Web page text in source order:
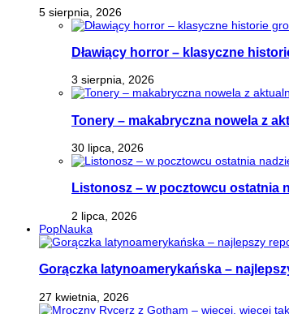
5 sierpnia, 2026
Dławiący horror – klasyczne
3 sierpnia, 2026
Tonery – makabryczna nowela z
30 lipca, 2026
Listonosz – w pocztowcu ostatnia
2 lipca, 2026
PopNauka
Gorączka latynoamerykańska –
27 kwietnia, 2026